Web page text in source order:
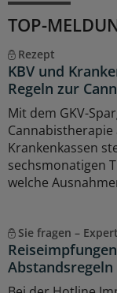
TOP-
Rezept
KBV und
Regeln zur
Mit dem GKV-
Cannabistherapie
Krankenkassen
sechsmonatigen
welche
Sie fragen –